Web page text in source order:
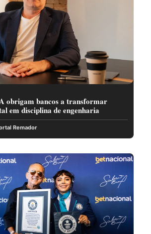
obrigam bancos a transformar
em disciplina de engenharia
Remador